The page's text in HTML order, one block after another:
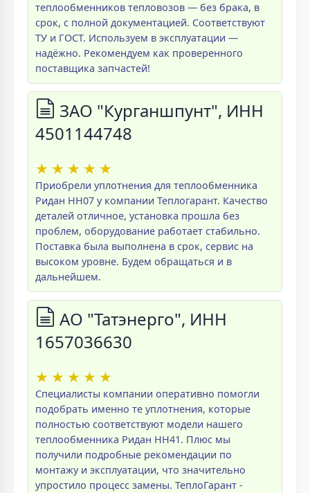
теплообменников тепловозов — без брака, в
срок, с полной документацией. Соответствуют
ТУ и ГОСТ. Используем в эксплуатации —
надёжно. Рекомендуем как проверенного
поставщика запчастей!
ЗАО "Курганшпунт", ИНН
4501144748
★ ★ ★ ★ ★
Приобрели уплотнения для теплообменника
Ридан НН07 у компании Теплогарант. Качество
деталей отличное, установка прошла без
проблем, оборудование работает стабильно.
Поставка была выполнена в срок, сервис на
высоком уровне. Будем обращаться и в
дальнейшем.
АО "Татэнерго", ИНН
1657036630
★ ★ ★ ★ ★
Специалисты компании оперативно помогли
подобрать именно те уплотнения, которые
полностью соответствуют модели нашего
теплообменника Ридан НН41. Плюс мы
получили подробные рекомендации по
монтажу и эксплуатации, что значительно
упростило процесс замены. ТеплоГарант -